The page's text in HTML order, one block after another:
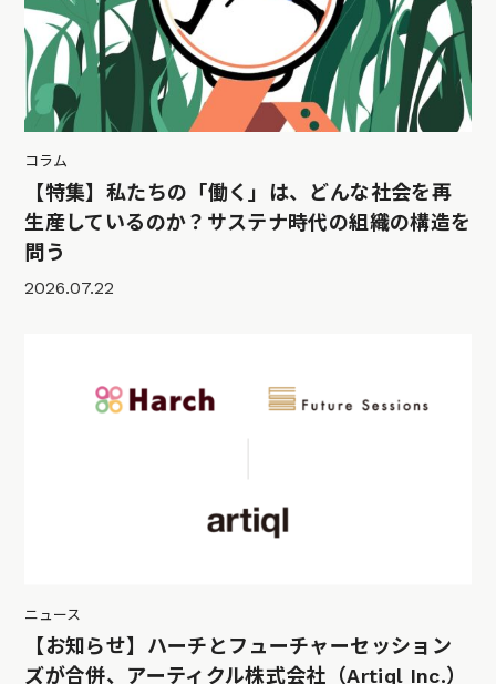
コラム
【特集】私たちの「働く」は、どんな社会を再
生産しているのか？サステナ時代の組織の構造を
問う
2026.07.22
ニュース
【お知らせ】ハーチとフューチャーセッション
ズが合併、アーティクル株式会社（Artiql Inc.）